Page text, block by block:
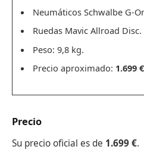
Neumáticos Schwalbe G-
Ruedas Mavic Allroad Disc.
Peso: 9,8 kg.
Precio aproximado: 1.699 €
Precio
Su precio oficial es de 1.699 €.